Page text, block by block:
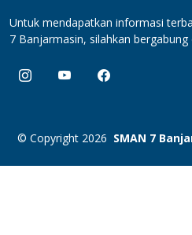
Untuk mendapatkan informasi
7 Banjarmasin, silahkan bergabung
© Copyright 2026 SMAN 7